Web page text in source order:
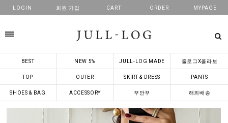
LOGIN 회원 가입 CART ORDER MYPAGE
BEST NEW 5% JULL-LOG MADE 줄로그X콜라보
TOP OUTER SKIRT & DRESS PANTS
SHOES & BAG ACCESSORY 꾸안꾸 해외배송